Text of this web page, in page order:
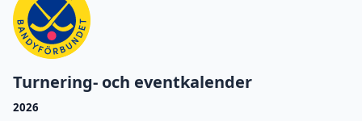
Turnering- och eventkalender
2026